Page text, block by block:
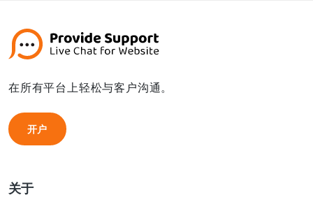
在所有平台上轻松与客户沟通。
开户
开户
关于